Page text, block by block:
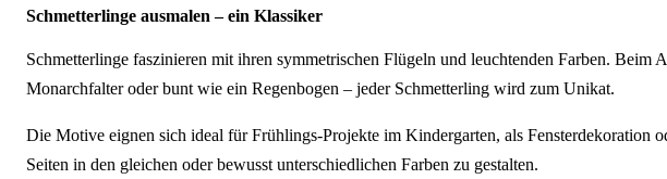
Schmetterlinge ausmalen – ein Klassiker
Schmetterlinge faszinieren mit ihren symmetrischen Flügeln und leuchtenden Farben.
Monarchfalter oder bunt wie ein Regenbogen – jeder Schmetterling wird zum Unikat.
Die Motive eignen sich ideal für Frühlings-Projekte im Kindergarten, als Fensterdekoration
Seiten in den gleichen oder bewusst unterschiedlichen Farben zu gestalten.